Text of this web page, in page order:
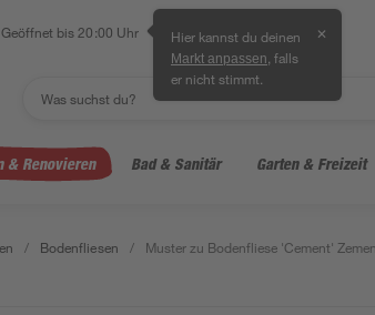
Geöffnet bis 20:00 Uhr Hier kannst du deinen
Markt anpassen , falls
er nicht stimmt.
✕
& Renovieren Bad & Sanitär Garten & Freizeit
/ Bodenfliesen / Muster zu Bodenfliese 'Cement'